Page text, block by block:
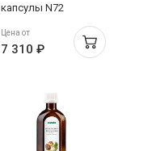
капсулы N72
Цена от
7 310 ₽